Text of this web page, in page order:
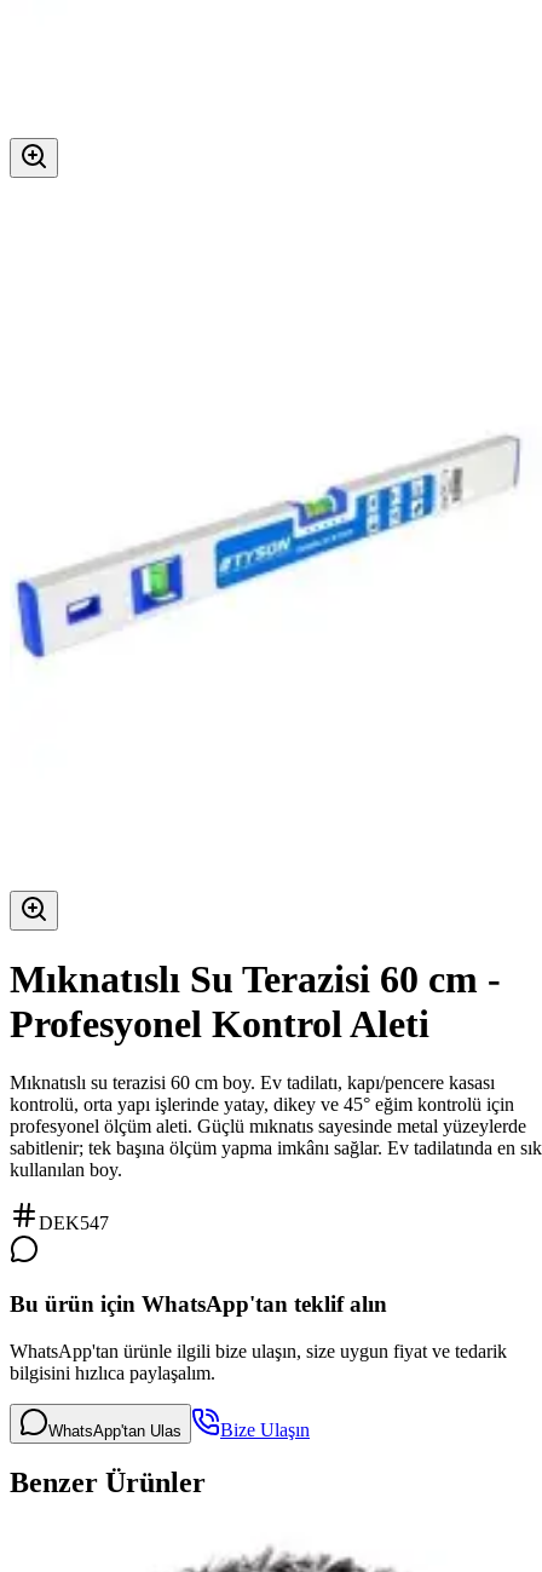
Mıknatıslı Su Terazisi 60 cm -
Profesyonel Kontrol Aleti
Mıknatıslı su terazisi 60 cm boy. Ev tadilatı, kapı/pencere kasası
kontrolü, orta yapı işlerinde yatay, dikey ve 45° eğim kontrolü için
profesyonel ölçüm aleti. Güçlü mıknatıs sayesinde metal yüzeylerde
sabitlenir; tek başına ölçüm yapma imkânı sağlar. Ev tadilatında en sık
kullanılan boy.
DEK547
Bu ürün için WhatsApp'tan teklif alın
WhatsApp'tan ürünle ilgili bize ulaşın, size uygun fiyat ve tedarik
bilgisini hızlıca paylaşalım.
WhatsApp'tan Ulas Bize Ulaşın
Benzer Ürünler